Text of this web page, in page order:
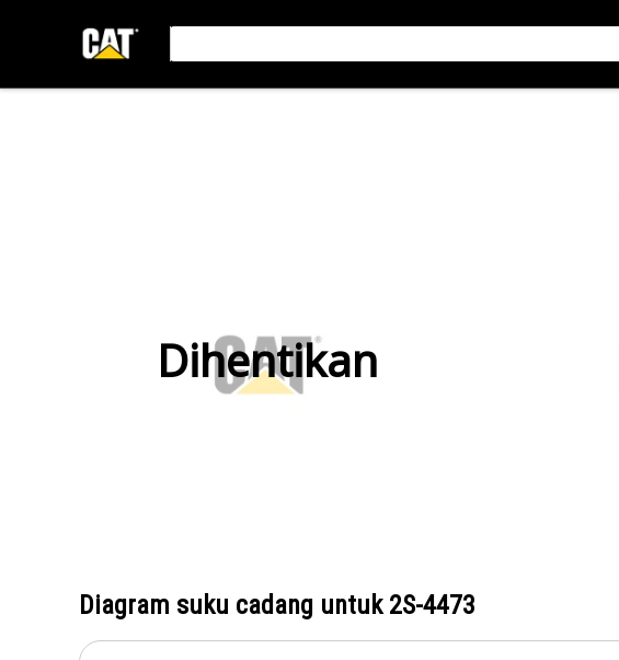
Dihentikan
Diagram suku cadang untuk2S-4473